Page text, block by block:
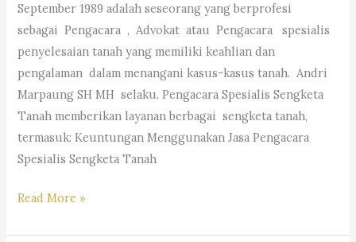
September 1989 adalah seseorang yang berprofesi
sebagai Pengacara , Advokat atau Pengacara spesialis
penyelesaian tanah yang memiliki keahlian dan
pengalaman dalam menangani kasus-kasus tanah. Andri
Marpaung SH MH selaku. Pengacara Spesialis Sengketa
Tanah memberikan layanan berbagai sengketa tanah,
termasuk: Keuntungan Menggunakan Jasa Pengacara
Spesialis Sengketa Tanah
Pengacara
Read More »